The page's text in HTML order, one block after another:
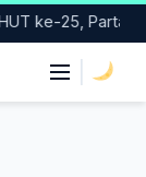
25, Partai